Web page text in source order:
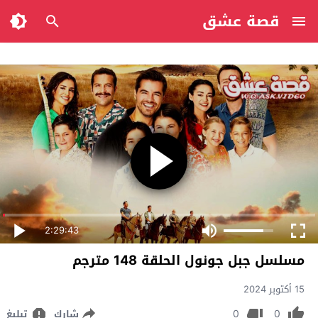
قصة عشق
2:29:43
مسلسل جبل جونول الحلقة 148 مترجم
15 أكتوبر 2024
شارك تبليغ